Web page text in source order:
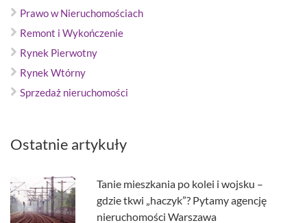
Prawo w Nieruchomościach
Remont i Wykończenie
Rynek Pierwotny
Rynek Wtórny
Sprzedaż nieruchomości
Ostatnie artykuły
Tanie mieszkania po kolei i wojsku –
gdzie tkwi „haczyk”? Pytamy agencję
nieruchomości Warszawa